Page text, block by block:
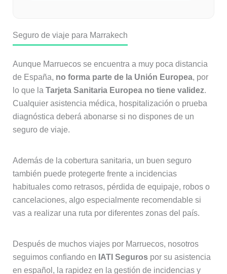
Seguro de viaje para Marrakech
Aunque Marruecos se encuentra a muy poca distancia
de España, no forma parte de la Unión Europea, por
lo que la Tarjeta Sanitaria Europea no tiene validez.
Cualquier asistencia médica, hospitalización o prueba
diagnóstica deberá abonarse si no dispones de un
seguro de viaje.
Además de la cobertura sanitaria, un buen seguro
también puede protegerte frente a incidencias
habituales como retrasos, pérdida de equipaje, robos o
cancelaciones, algo especialmente recomendable si
vas a realizar una ruta por diferentes zonas del país.
Después de muchos viajes por Marruecos, nosotros
seguimos confiando en IATI Segurospor su asistencia
en español, la rapidez en la gestión de incidencias y